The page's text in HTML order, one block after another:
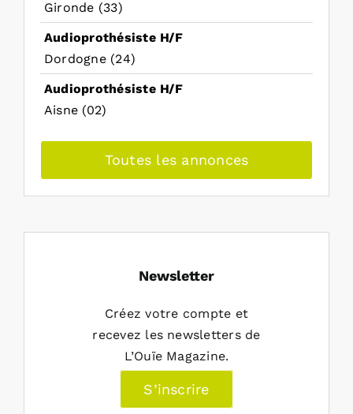
Gironde (33)
Audioprothésiste H/F
Dordogne (24)
Audioprothésiste H/F
Aisne (02)
Toutes les annonces
Newsletter
Créez votre compte et
recevez les newsletters de
L’Ouïe Magazine.
S’inscrire